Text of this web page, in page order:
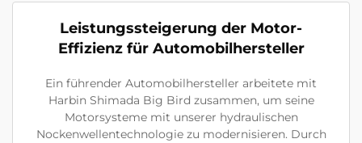
Leistungssteigerung der Motor-
Effizienz für Automobilhersteller
Ein führender Automobilhersteller arbeitete mit
Harbin Shimada Big Bird zusammen, um seine
Motorsysteme mit unserer hydraulischen
Nockenwellentechnologie zu modernisieren. Durch